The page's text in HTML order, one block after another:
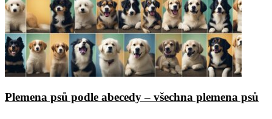
Plemena psů podle abecedy – všechna plemena psů